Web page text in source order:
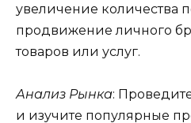
увеличение количества
продвижение личного
товаров или услуг.
Анализ Рынка:
и изучите популярные